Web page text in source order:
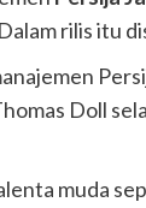
rilis itu
Doll
muda